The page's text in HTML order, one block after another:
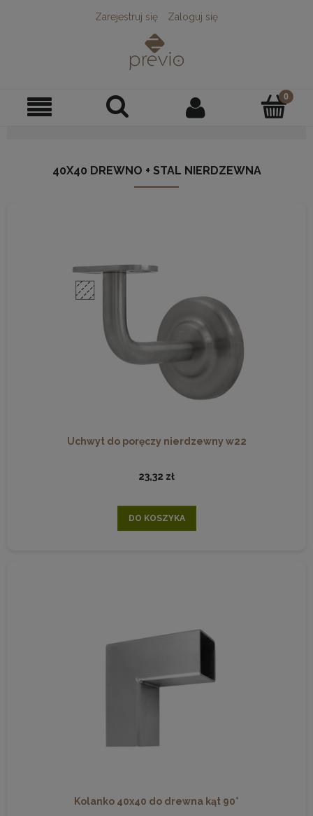
Zarejestruj się Zaloguj się
40X40 DREWNO + STAL NIERDZEWNA
Uchwyt do poręczy nierdzewny w22
23,32 zł
DO KOSZYKA
Kolanko 40x40 do drewna kąt 90°